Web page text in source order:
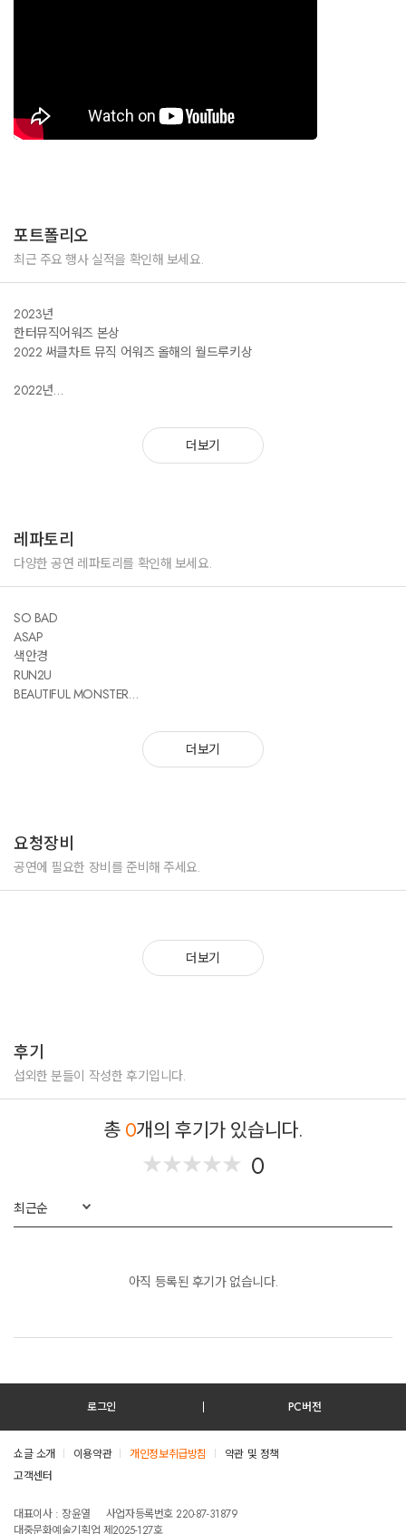
포트폴리오
최근 주요 행사 실적을 확인해 보세요.
2023년
한터뮤직어워즈 본상
2022 써클차트 뮤직 어워즈 올해의 월드루키상
2022년
하이원 서울가요대상 베스트 퍼포먼스상
가온차트 뮤직어워드 올해의 발견상더보기
레파토리
다양한 공연 레파토리를 확인해 보세요.
SO BAD
ASAP
색안경
RUN2U
BEAUTIFUL MONSTER
더보기
요청장비
공연에 필요한 장비를 준비해 주세요.
더보기
후기
섭외한 분들이 작성한 후기입니다.
총 0개의 후기가 있습니다.
★★★★★
★★★★★ 0
최근순
아직 등록된 후기가 없습니다.
로그인 PC버전
쇼글 소개 이용약관 개인정보취급방침
약관 및 정책
고객센터
대표이사 : 장윤열
사업자등록번호 220-87-31879
대중문화예술기획업 제2025-127호